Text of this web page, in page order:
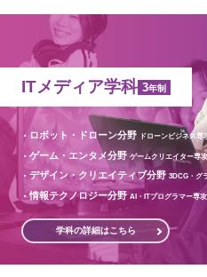
ITメディア学科 3年制
ロボット・ドローン分野 ドローンビジネス専
ゲーム・エンタメ分野ゲームクリエイター専
デザイン・クリエイティブ分野3DCG・グ
情報テクノロジー分野AI・ITプログラマー専
学科の詳細はこちら